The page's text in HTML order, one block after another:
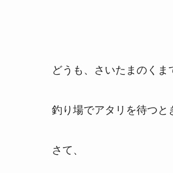
どうも、さいたまのくま
釣り場でアタリを待つと
さて、